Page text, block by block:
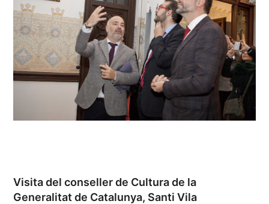
Visita del conseller de Cultura de la
Generalitat de Catalunya, Santi Vila